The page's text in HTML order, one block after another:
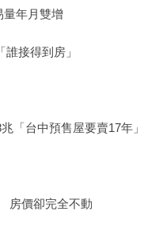
年月雙增
接得到房」
「台中預售屋要賣17年」
房價卻完全不動